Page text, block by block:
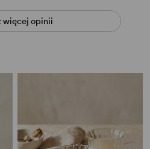
więcej opinii